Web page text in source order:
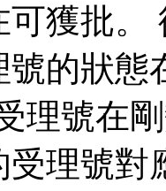
獲批。
的狀態
理號在
理號對